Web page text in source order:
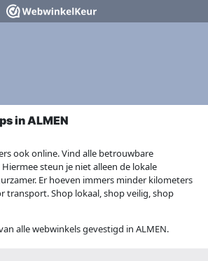
in ALMEN
ook online. Vind alle betrouwbare
steun je niet alleen de lokale
Er hoeven immers minder kilometers
transport. Shop lokaal, shop veilig, shop
alle webwinkels gevestigd in ALMEN.